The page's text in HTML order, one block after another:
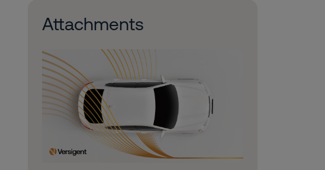
Attachments